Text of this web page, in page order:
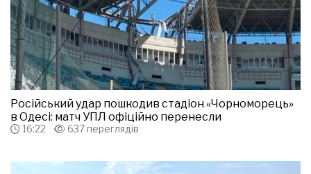
Російський удар пошкодив стадіон «Чорноморець»
в Одесі: матч УПЛ офіційно перенесли
16:22 637 переглядів